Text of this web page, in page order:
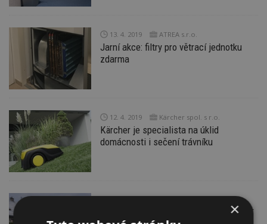
13. 4. 2019 ATREA s.r.o.
Jarní akce: filtry pro větrací jednotku
zdarma
12. 4. 2019 Kärcher spol. s r.o.
Kärcher je specialista na úklid
domácnosti i sečení trávníku
Máte starší dům? Hrozí vám nebezpečí
×